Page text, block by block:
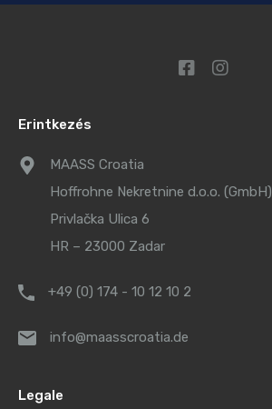
Erintkezés
MAASS Croatia
Hoffrohne Nekretnine d.o.o. (GmbH)
Privlačka Ulica 6
HR – 23000 Zadar
+49 (0) 174 - 10 12 10 2
info@maasscroatia.de
Legale